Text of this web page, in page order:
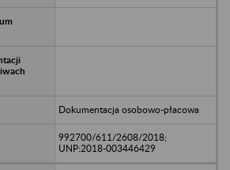
Dokumentacja osobowo-płacowa
992700/611/2608/2018;
UNP:2018-003446429